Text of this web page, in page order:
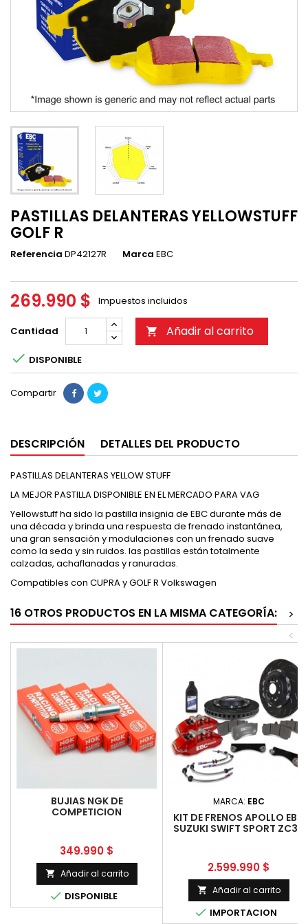
PASTILLAS DELANTERAS YELLOWSTUFF
GOLF R
Referencia DP42127R Marca EBC
269.990 $ Impuestos incluidos
Cantidad  Añadir al carrito
 DISPONIBLE
Compartir
DESCRIPCIÓN DETALLES DEL PRODUCTO
PASTILLAS DELANTERAS YELLOW STUFF
LA MEJOR PASTILLA DISPONIBLE EN EL MERCADO PARA VAG
Yellowstuff ha sido la pastilla insignia de EBC durante más de
una década y brinda una respuesta de frenado instantánea,
una gran sensación y modulaciones con un frenado suave
como la seda y sin ruidos. las pastillas están totalmente
calzadas, achaflanadas y ranuradas.
Compatibles con CUPRA y GOLF R Volkswagen
16 OTROS PRODUCTOS EN LA MISMA CATEGORÍA:
>
<
BUJIAS NGK DE
COMPETICION
Precio
349.990 $
 Añadir al carrito
 DISPONIBLE
MARCA: EBC
KIT DE FRENOS APOLLO EBC
SUZUKI SWIFT SPORT ZC33
Precio
2.599.990 $
 Añadir al carrito
 IMPORTACION